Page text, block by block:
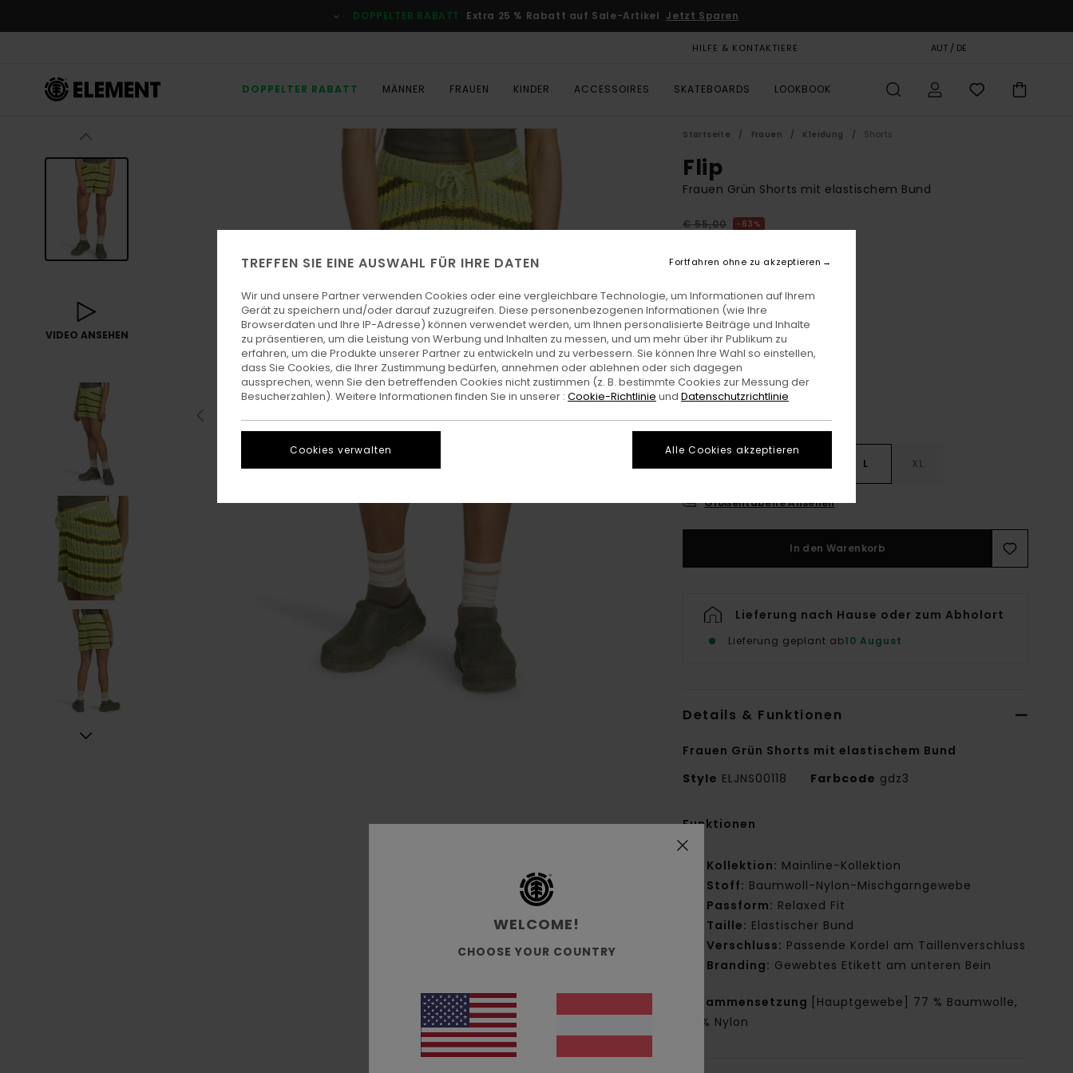
Produktinformation
DOPPELTER RABATT Extra 25 % Rabatt auf Sale-Artikel Jetzt Sparen
HILFE & KONTAKTIERE AUT / DE
DOPPELTER RABATT MÄNNER FRAUEN KINDER ACCESSOIRES SKATEBOARDS LOOKBOOK
VIDEO ANSEHEN
Startseite Frauen Kleidung Shorts
Flip
Frauen Grün Shorts mit elastischem Bund
€ 55,00 63%
SALE
FarbeLettuce/aurora/mafly
L XL
Größentabelle Ansehen
In den Warenkorb
Lieferung nach Hause oder zum Abholort
Lieferung geplant ab10 August
Details & Funktionen
Frauen Grün Shorts mit elastischem Bund
Style ELJNS00118 Farbcode gdz3
Funktionen
Kollektion: Mainline-Kollektion
Stoff: Baumwoll-Nylon-Mischgarngewebe
Passform: Relaxed Fit
Taille: Elastischer Bund
Verschluss: Passende Kordel am Taillenverschluss
Branding: Gewebtes Etikett am unteren Bein
Zusammensetzung
[Hauptgewebe] 77 % Baumwolle,
23 % Nylon
WELCOME!
CHOOSE YOUR COUNTRY
TREFFEN SIE EINE AUSWAHL FÜR IHRE DATEN
Wir und unsere Partner verwenden Cookies oder eine vergleichbare Technologie, um Informationen auf Ihrem
Gerät zu speichern und/oder darauf zuzugreifen. Diese personenbezogenen Informationen (wie Ihre
Browserdaten und Ihre IP-Adresse) können verwendet werden, um Ihnen personalisierte Beiträge und Inhalte
zu präsentieren, um die Leistung von Werbung und Inhalten zu messen, und um mehr über ihr Publikum zu
erfahren, um die Produkte unserer Partner zu entwickeln und zu verbessern. Sie können Ihre Wahl so einstellen,
dass Sie Cookies, die Ihrer Zustimmung bedürfen, annehmen oder ablehnen oder sich dagegen
aussprechen, wenn Sie den betreffenden Cookies nicht zustimmen (z. B. bestimmte Cookies zur Messung der
Besucherzahlen). Weitere Informationen finden Sie in unserer : Cookie-Richtlinie und Datenschutzrichtlinie
Cookies verwalten
Fortfahren ohne zu akzeptieren
Alle Cookies akzeptieren